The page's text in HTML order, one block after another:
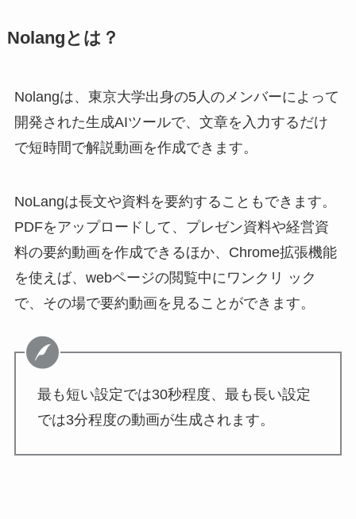
Nolangとは？
Nolangは、東京大学出身の5人のメンバーによって
開発された生成AIツールで、文章を入力するだけ
で短時間で解説動画を作成できます。
NoLangは長文や資料を要約することもできます。
PDFをアップロードして、プレゼン資料や経営資
料の要約動画を作成できるほか、Chrome拡張機能
を使えば、webページの閲覧中にワンクリ ック
で、その場で要約動画を見ることができます。
最も短い設定では30秒程度、最も長い設定
では3分程度の動画が生成されます。